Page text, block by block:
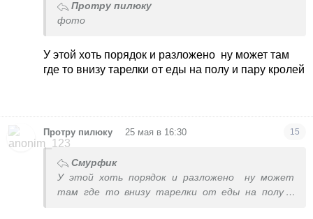
Протру пилюку
фото
У этой хоть порядок и разложено ну может там
где то внизу тарелки от еды на полу и пару кролей
Протру пилюку 25 мая в 16:30 15
Смурфик
У этой хоть порядок и разложено
ну может
там где то внизу тарелки от еды на полу и